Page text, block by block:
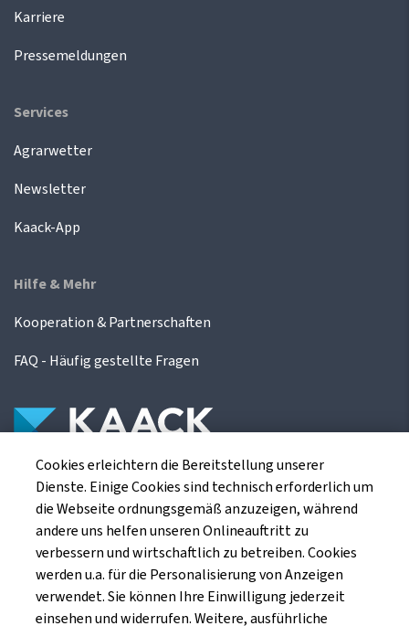
Karriere
Pressemeldungen
Services
Agrarwetter
Newsletter
Kaack-App
Hilfe & Mehr
Kooperation & Partnerschaften
FAQ - Häufig gestellte Fragen
Die Kaack Terminhandel GmbH ist ein
Finanzdienstleistungsinstitut für die europäischen
Agrarterminbörsen.
Kaack Terminhandel GmbH
Am Markt 8
Cookies erleichtern die Bereitstellung unserer
Dienste. Einige Cookies sind technisch erforderlich um
die Webseite ordnungsgemäß anzuzeigen, während
andere uns helfen unseren Onlineauftritt zu
verbessern und wirtschaftlich zu betreiben. Cookies
werden u.a. für die Personalisierung von Anzeigen
verwendet. Sie können Ihre Einwilligung jederzeit
einsehen und widerrufen. Weitere, ausführliche